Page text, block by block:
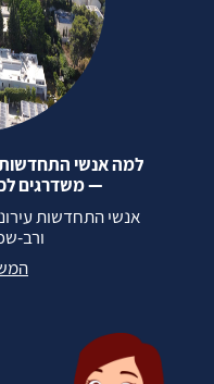
למה אנשי התחדשות
— משדרגים לכם
אנשי התחדשות